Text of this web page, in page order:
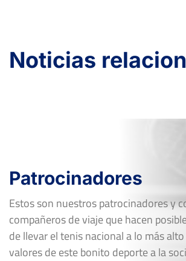
Noticias
Patrocinadores
Estos son nuestros patrocinadores y
compañeros de viaje que hacen
de llevar el tenis nacional a lo más
valores de este bonito deporte a la